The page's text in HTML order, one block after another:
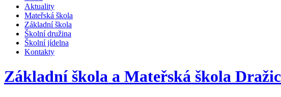
Aktuality
Mateřská škola
Základní škola
Školní družina
Školní jídelna
Kontakty
Základní škola a Mateřská škola